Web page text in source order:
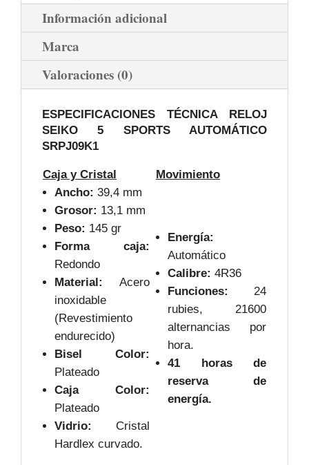
Información adicional
Marca
Valoraciones (0)
ESPECIFICACIONES TÉCNICA RELOJ
SEIKO 5 SPORTS AUTOMÁTICO
SRPJ09K1
Caja y Cristal
Movimiento
Ancho: 39,4 mm
Grosor: 13,1 mm
Peso: 145 gr
Forma caja:
Redondo
Material:
Acero
inoxidable
(Revestimiento
endurecido)
Bisel Color:
Plateado
Caja Color:
Plateado
Vidrio:
Cristal
Hardlex curvado.
Energía:
Automático
Calibre: 4R36
Funciones:
24
rubies, 21600
alternancias por
hora.
41 horas de
reserva de
energía.